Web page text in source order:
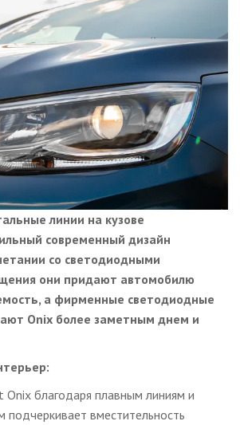
линии на кузове
современный дизайн
со светодиодными
они придают автомобилю
а фирменные светодиодные
Onix более заметным днем и
Onix благодаря плавным линиям и
подчеркивает вместительность